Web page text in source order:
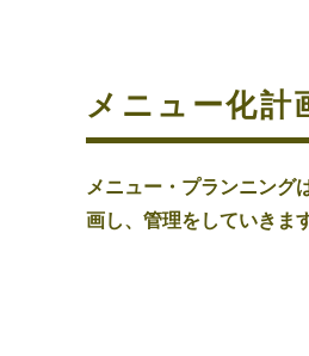
メニュー化計
メニュー・プランニング
画し、管理をしていきます